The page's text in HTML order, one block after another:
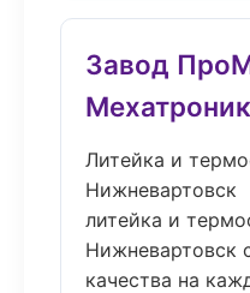
Завод
Литейка и
Нижневартовск
литейка и
Нижневартовск
качества на